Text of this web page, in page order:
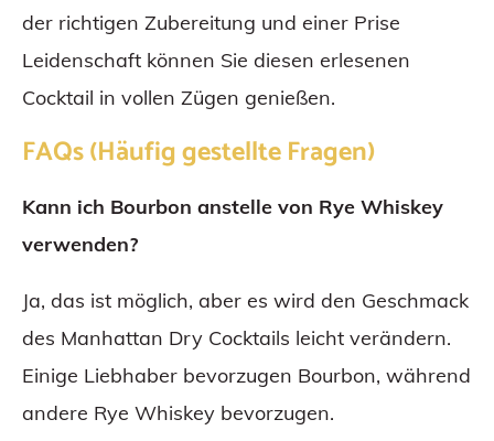
der richtigen Zubereitung und einer Prise
Leidenschaft können Sie diesen erlesenen
Cocktail in vollen Zügen genießen.
FAQs (Häufig gestellte Fragen)
Kann ich Bourbon anstelle von Rye Whiskey
verwenden?
Ja, das ist möglich, aber es wird den Geschmack
des Manhattan Dry Cocktails leicht verändern.
Einige Liebhaber bevorzugen Bourbon, während
andere Rye Whiskey bevorzugen.